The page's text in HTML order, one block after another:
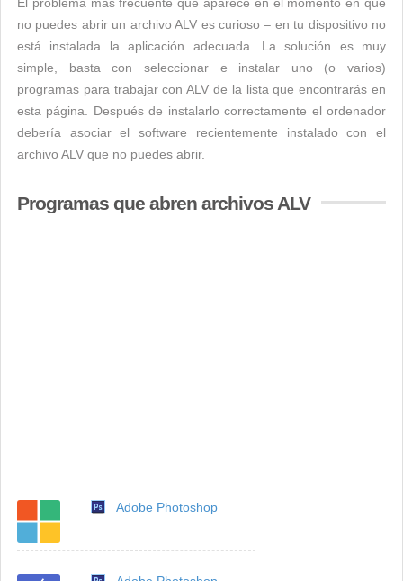
no puedes abrir un archivo ALV es curioso – en tu dispositivo no
está instalada la aplicación adecuada. La solución es muy
simple, basta con seleccionar e instalar uno (o varios)
programas para trabajar con ALV de la lista que encontrarás en
esta página. Después de instalarlo correctamente el ordenador
debería asociar el software recientemente instalado con el
archivo ALV que no puedes abrir.
Programas que abren archivos ALV
Adobe Photoshop